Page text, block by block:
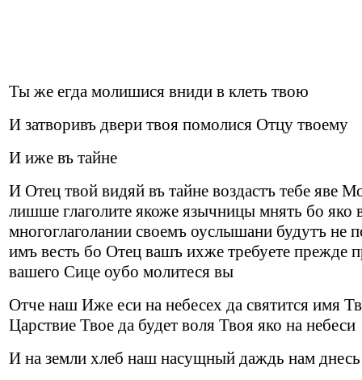
Ты же егда молишися вниди в клеть твою
И затворивъ двери твоя помолися Отцу твоему
И иже въ тайне
И Отец твой видяй въ тайне воздастъ тебе яве
лишше глаголите якоже язычницы мнять бо яко
многоглаголании своемъ оуслышани будутъ не
имъ весть бо Отец вашъ ихже требуете прежде
вашего Сице оубо молитеся вы
Отче наш Иже еси на небесех да святится имя
Царствие Твое да будет воля Твоя яко на небеси
И на земли хлеб наш насущный даждь нам днесь